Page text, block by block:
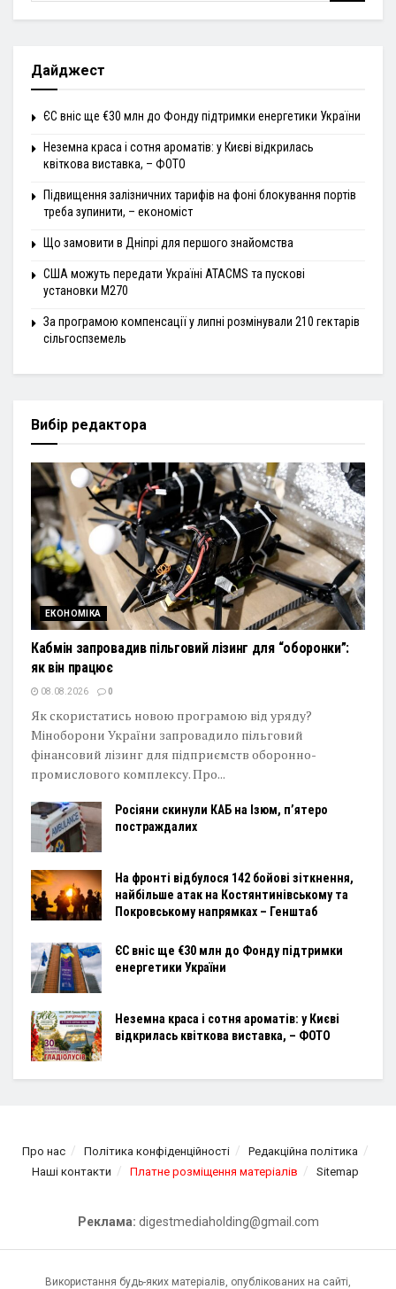
Дайджест
ЄС вніс ще €30 млн до Фонду підтримки енергетики України
Неземна краса і сотня ароматів: у Києві відкрилась
квіткова виставка, – ФОТО
Підвищення залізничних тарифів на фоні блокування портів
треба зупинити, – економіст
Що замовити в Дніпрі для першого знайомства
США можуть передати Україні ATACMS та пускові
установки M270
За програмою компенсації у липні розмінували 210 гектарів
сільгоспземель
Вибір редактора
ЕКОНОМІКА
Кабмін запровадив пільговий лізинг для “оборонки”:
як він працює
08.08.2026 0
Як скористатись новою програмою від уряду?
Міноборони України запровадило пільговий
фінансовий лізинг для підприємств оборонно-
промислового комплексу. Про...
Росіяни скинули КАБ на Ізюм, п’ятеро
постраждалих
На фронті відбулося 142 бойові зіткнення,
найбільше атак на Костянтинівському та
Покровському напрямках – Генштаб
ЄС вніс ще €30 млн до Фонду підтримки
енергетики України
Неземна краса і сотня ароматів: у Києві
відкрилась квіткова виставка, – ФОТО
Про нас Політика конфіденційності
Редакційна політика
Наші контакти
Платне розміщення матеріалів Sitemap
Реклама: digestmediaholding@gmail.com
Використання будь-яких матеріалів, опублікованих на сайті,